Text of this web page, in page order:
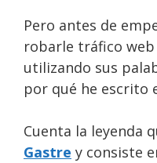
Pero antes de
robarle tráfico
utilizando sus
por qué he escrito
Cuenta la leyenda
Gastre y consiste